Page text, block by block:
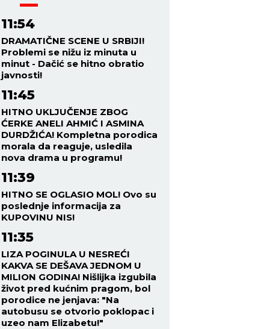
11:54
DRAMATIČNE SCENE U SRBIJI!
Problemi se nižu iz minuta u
minut - Dačić se hitno obratio
javnosti!
11:45
HITNO UKLJUČENJE ZBOG
ĆERKE ANELI AHMIĆ I ASMINA
DURDŽIĆA! Kompletna porodica
morala da reaguje, usledila
nova drama u programu!
11:39
HITNO SE OGLASIO MOL! Ovo su
poslednje informacija za
KUPOVINU NIS!
11:35
LIZA POGINULA U NESREĆI
KAKVA SE DEŠAVA JEDNOM U
MILION GODINA! Nišlijka izgubila
život pred kućnim pragom, bol
porodice ne jenjava: "Na
autobusu se otvorio poklopac i
uzeo nam Elizabetu!"